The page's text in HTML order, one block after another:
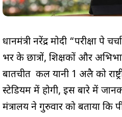
प्रधानमंत्री नरेंद्र मोदी “परीक्षा
भर के छात्रों, शिक्षकों और
बातचीत कल यानी 1 अप्रैल को
स्टेडियम में होगी, इस बारे में
मंत्रालय ने गुरुवार को बताया कि